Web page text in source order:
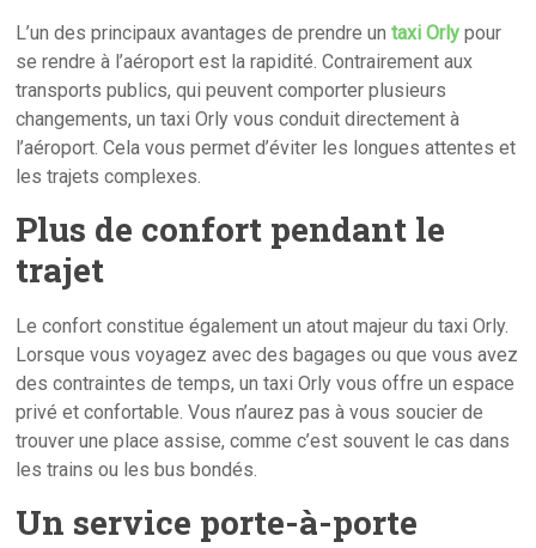
L’un des principaux avantages de prendre untaxi Orly pour
se rendre à l’aéroport est la rapidité. Contrairement aux
transports publics, qui peuvent comporter plusieurs
changements, un taxi Orly vous conduit directement à
l’aéroport. Cela vous permet d’éviter les longues attentes et
les trajets complexes.
Plus de confort pendant le
trajet
Le confort constitue également un atout majeur du taxi Orly.
Lorsque vous voyagez avec des bagages ou que vous avez
des contraintes de temps, un taxi Orly vous offre un espace
privé et confortable. Vous n’aurez pas à vous soucier de
trouver une place assise, comme c’est souvent le cas dans
les trains ou les bus bondés.
Un service porte-à-porte